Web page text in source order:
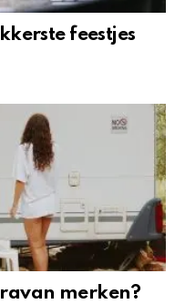
feestjes
merken?